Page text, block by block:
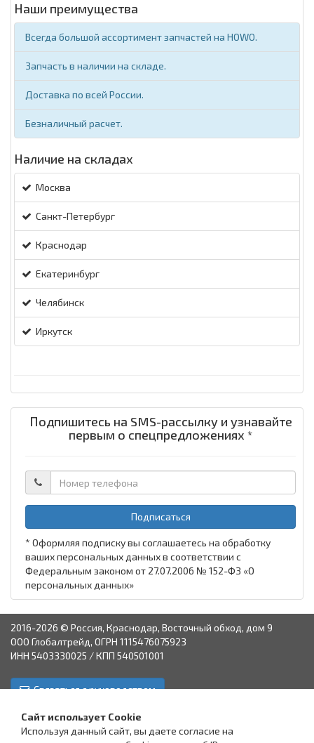
Наши преимущества
Всегда большой ассортимент запчастей на HOWO.
Запчасть в наличии на складе.
Доставка по всей России.
Безналичный расчет.
Наличие на складах
Москва
Санкт-Петербург
Краснодар
Екатеринбург
Челябинск
Иркутск
Подпишитесь на SMS-рассылку и узнавайте
первым о спецпредложениях *
Подписаться
* Оформляя подписку вы соглашаетесь на обработку
ваших персональных данных в соответствии с
Федеральным законом от 27.07.2006 № 152-ФЗ «О
персональных данных»
2016-2026 © Россия, Краснодар, Восточный обход, дом 9
ООО Глобалтрейд, ОГРН 1115476075923
ИНН 5403330025 / КПП 540501001
Связаться с руководством
Сайт использует Cookie
Используя данный сайт, вы даете согласие на